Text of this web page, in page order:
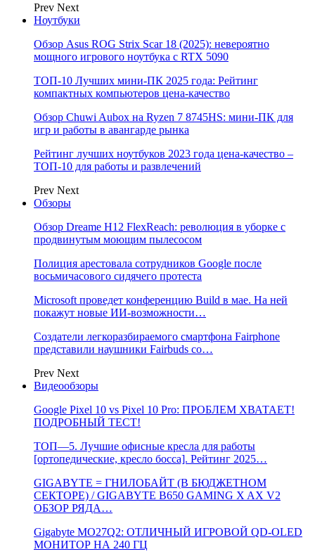
Prev Next
Ноутбуки
Обзор Asus ROG Strix Scar 18 (2025): невероятно
мощного игрового ноутбука с RTX 5090
ТОП-10 Лучших мини-ПК 2025 года: Рейтинг
компактных компьютеров цена-качество
Обзор Chuwi Aubox на Ryzen 7 8745HS: мини-ПК для
игр и работы в авангарде рынка
Рейтинг лучших ноутбуков 2023 года цена-качество –
ТОП-10 для работы и развлечений
Prev Next
Обзоры
Обзор Dreame H12 FlexReach: революция в уборке с
продвинутым моющим пылесосом
Полиция арестовала сотрудников Google после
восьмичасового сидячего протеста
Microsoft проведет конференцию Build в мае. На ней
покажут новые ИИ-возможности…
Создатели легкоразбираемого смартфона Fairphone
представили наушники Fairbuds со…
Prev Next
Видеообзоры
Google Pixel 10 vs Pixel 10 Pro: ПРОБЛЕМ ХВАТАЕТ!
ПОДРОБНЫЙ ТЕСТ!
ТОП—5. Лучшие офисные кресла для работы
[ортопедические, кресло босса]. Рейтинг 2025…
GIGABYTE = ГНИЛОБАЙТ (В БЮДЖЕТНОМ
СЕКТОРЕ) / GIGABYTE B650 GAMING X AX V2
ОБЗОР РЯДА…
Gigabyte MO27Q2: ОТЛИЧНЫЙ ИГРОВОЙ QD-OLED
МОНИТОР НА 240 ГЦ